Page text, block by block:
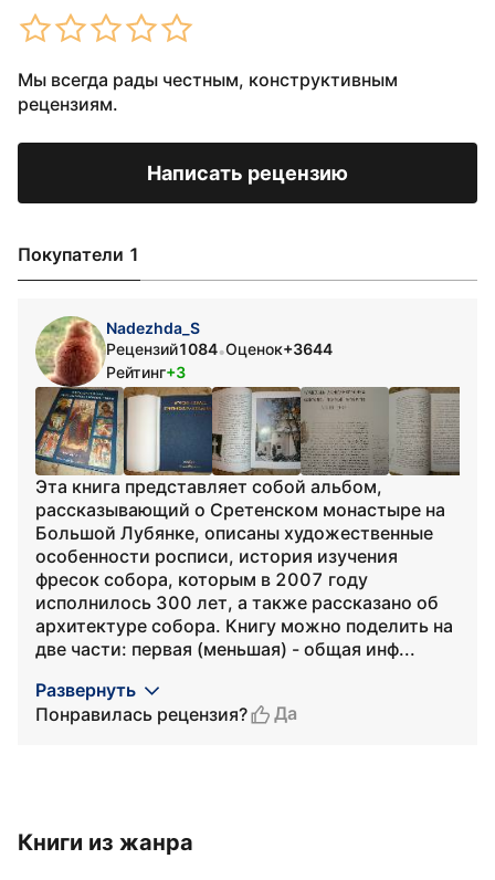
Мы всегда рады честным, конструктивным
рецензиям.
Написать рецензию
Покупатели 1
Nadezhda_S
Рецензий1084•Оценок+3644
Рейтинг+3
Эта книга представляет собой альбом,
рассказывающий о Сретенском монастыре на
Большой Лубянке, описаны художественные
особенности росписи, история изучения
фресок собора, которым в 2007 году
исполнилось 300 лет, а также рассказано об
архитектуре собора. Книгу можно поделить на
две части: первая (меньшая) - общая инф...
Развернуть
Понравилась рецензия?
Да
Книги из жанра